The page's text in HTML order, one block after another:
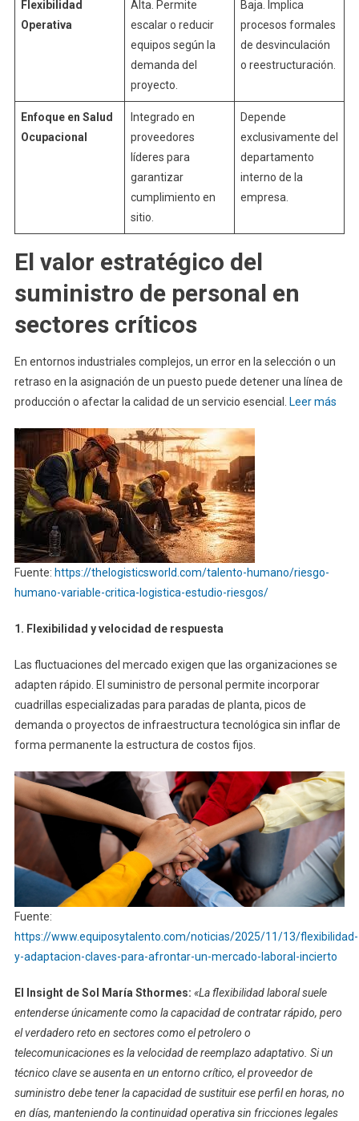
Flexibilidad
Operativa
Alta. Permite
escalar o reducir
equipos según la
demanda del
proyecto.
Baja. Implica
procesos formales
de desvinculación
o reestructuración.
Enfoque en Salud
Ocupacional
Integrado en
proveedores
líderes para
garantizar
cumplimiento en
sitio.
Depende
exclusivamente del
departamento
interno de la
empresa.
El valor estratégico del
suministro de personal en
sectores críticos
En entornos industriales complejos, un error en la selección o un
retraso en la asignación de un puesto puede detener una línea de
producción o afectar la calidad de un servicio esencial. Leer más
Fuente: https://thelogisticsworld.com/talento-humano/riesgo-
humano-variable-critica-logistica-estudio-riesgos/
1. Flexibilidad y velocidad de respuesta
Las fluctuaciones del mercado exigen que las organizaciones se
adapten rápido. El suministro de personal permite incorporar
cuadrillas especializadas para paradas de planta, picos de
demanda o proyectos de infraestructura tecnológica sin inflar de
forma permanente la estructura de costos fijos.
Fuente:
https://www.equiposytalento.com/noticias/2025/11/13/flexibilidad-
y-adaptacion-claves-para-afrontar-un-mercado-laboral-incierto
El Insight de Sol María Sthormes: «La flexibilidad laboral suele
entenderse únicamente como la capacidad de contratar rápido, pero
el verdadero reto en sectores como el petrolero o
telecomunicaciones es la velocidad de reemplazo adaptativo. Si un
técnico clave se ausenta en un entorno crítico, el proveedor de
suministro debe tener la capacidad de sustituir ese perfil en horas, no
en días, manteniendo la continuidad operativa sin fricciones legales